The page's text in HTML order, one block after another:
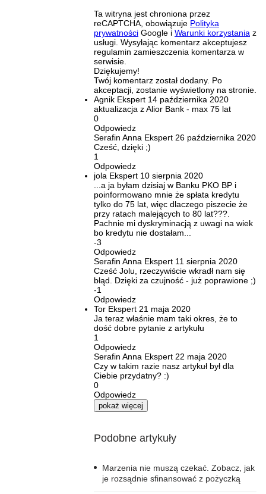
Ta witryna jest chroniona przez
reCAPTCHA, obowiązuje Polityka
prywatności Google i Warunki korzystania z
usługi. Wysyłając komentarz akceptujesz
regulamin zamieszczenia komentarza w
serwisie.
Dziękujemy!
Twój komentarz został dodany. Po
akceptacji, zostanie wyświetlony na stronie.
Agnik Ekspert 14 października 2020
aktualizacja z Alior Bank - max 75 lat
0
Odpowiedz
Serafin Anna Ekspert 26 października 2020
Cześć, dzięki ;)
1
Odpowiedz
jola Ekspert 10 sierpnia 2020
...a ja byłam dzisiaj w Banku PKO BP i
poinformowano mnie że spłata kredytu
tylko do 75 lat, więc dlaczego piszecie że
przy ratach malejących to 80 lat???.
Pachnie mi dyskryminacją z uwagi na wiek
bo kredytu nie dostałam...
-3
Odpowiedz
Serafin Anna Ekspert 11 sierpnia 2020
Cześć Jolu, rzeczywiście wkradł nam się
błąd. Dzięki za czujność - już poprawione ;)
-1
Odpowiedz
Tor Ekspert 21 maja 2020
Ja teraz właśnie mam taki okres, że to
dość dobre pytanie z artykułu
1
Odpowiedz
Serafin Anna Ekspert 22 maja 2020
Czy w takim razie nasz artykuł był dla
Ciebie przydatny? :)
0
Odpowiedz
pokaż więcej
Podobne artykuły
Marzenia nie muszą czekać. Zobacz, jak
je rozsądnie sfinansować z pożyczką